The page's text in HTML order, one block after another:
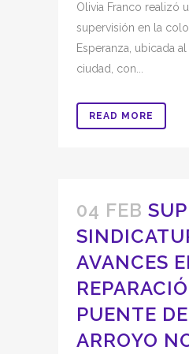
Olivia Franco realizó
supervisión en la
Esperanza, ubicada
ciudad, con...
READ MORE
04 FEB
AVANCES
PUENTE
ARROYO